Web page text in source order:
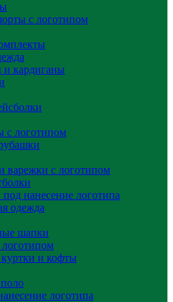
с логотипом
кардиганы
с логотипом
варежки с логотипом
нанесение логотипа
одежда
шапки
и кофты
логотипа